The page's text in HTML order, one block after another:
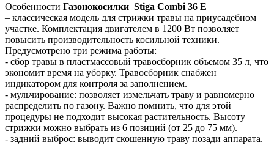
Особенности Газонокосилки Stiga Combi 36 E
– классическая модель для стрижки травы на приусадебном
участке. Комплектация двигателем в 1200 Вт позволяет
повысить производительность косильной техники.
Предусмотрено три режима работы:
- сбор травы в пластмассовый травосборник объемом 35 л, что
экономит время на уборку. Травосборник снабжен
индикатором для контроля за заполнением.
- мульчирование: позволяет измельчать траву и равномерно
распределить по газону. Важно помнить, что для этой
процедуры не подходит высокая растительность. Высоту
стрижки можно выбрать из 6 позиций (от 25 до 75 мм).
- задний выброс: выводит скошенную траву позади аппарата.